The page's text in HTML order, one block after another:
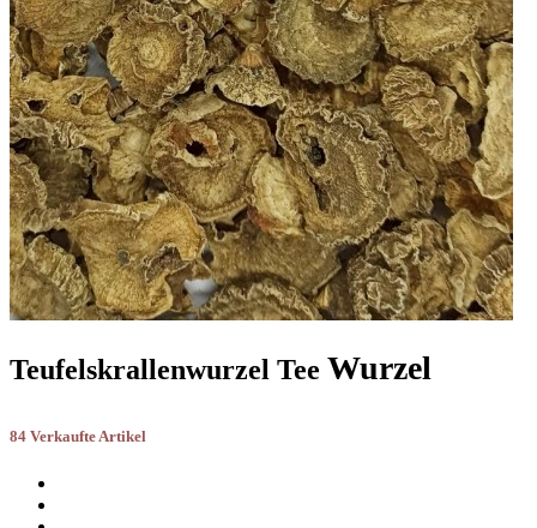
Teufelskrallenwurzel Tee Wurzel
84 Verkaufte Artikel